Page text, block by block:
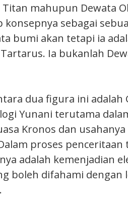
mahupun Dewata
sebagai
bumi akan tetapi ia
Ia bukanlah
dua figura ini adalah
Yunani terutama
Kronos dan
proses penceritaan
adalah kemenjadian
boleh difahami dengan